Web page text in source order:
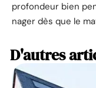
profondeur bien
nager dès que le
D'autres